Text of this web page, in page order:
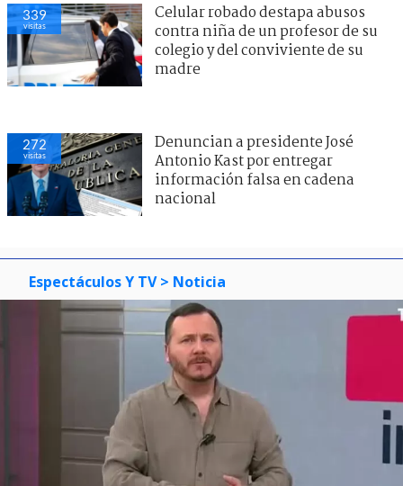
339
visitas
Celular robado destapa abusos
contra niña de un profesor de su
colegio y del conviviente de su
madre
272
visitas
Denuncian a presidente José
Antonio Kast por entregar
información falsa en cadena
nacional
Espectáculos Y TV > Noticia